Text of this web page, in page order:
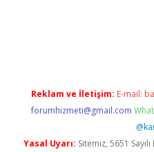
Reklam ve İletişim: E-mail:
forumhizmeti@gmail.com
Yasal Uyarı: Sitemiz, 5651